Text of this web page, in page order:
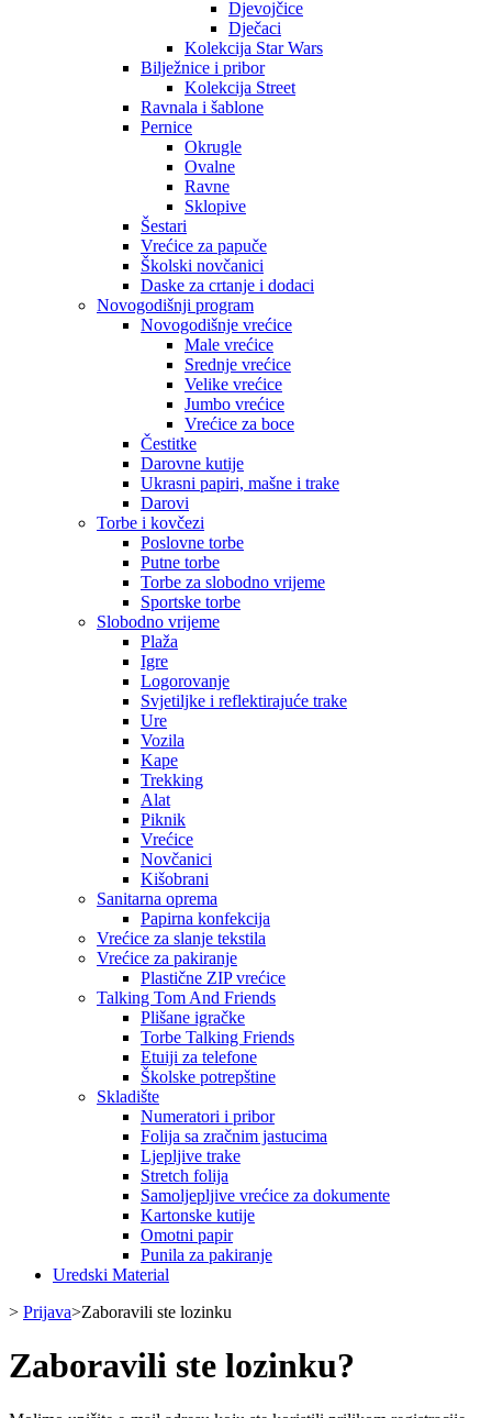
Djevojčice
Dječaci
Kolekcija Star Wars
Bilježnice i pribor
Kolekcija Street
Ravnala i šablone
Pernice
Okrugle
Ovalne
Ravne
Sklopive
Šestari
Vrećice za papuče
Školski novčanici
Daske za crtanje i dodaci
Novogodišnji program
Novogodišnje vrećice
Male vrećice
Srednje vrećice
Velike vrećice
Jumbo vrećice
Vrećice za boce
Čestitke
Darovne kutije
Ukrasni papiri, mašne i trake
Darovi
Torbe i kovčezi
Poslovne torbe
Putne torbe
Torbe za slobodno vrijeme
Sportske torbe
Slobodno vrijeme
Plaža
Igre
Logorovanje
Svjetiljke i reflektirajuće trake
Ure
Vozila
Kape
Trekking
Alat
Piknik
Vrećice
Novčanici
Kišobrani
Sanitarna oprema
Papirna konfekcija
Vrećice za slanje tekstila
Vrećice za pakiranje
Plastične ZIP vrećice
Talking Tom And Friends
Plišane igračke
Torbe Talking Friends
Etuiji za telefone
Školske potrepštine
Skladište
Numeratori i pribor
Folija sa zračnim jastucima
Ljepljive trake
Stretch folija
Samoljepljive vrećice za dokumente
Kartonske kutije
Omotni papir
Punila za pakiranje
Uredski Material
> Prijava>Zaboravili ste lozinku
Zaboravili ste lozinku?